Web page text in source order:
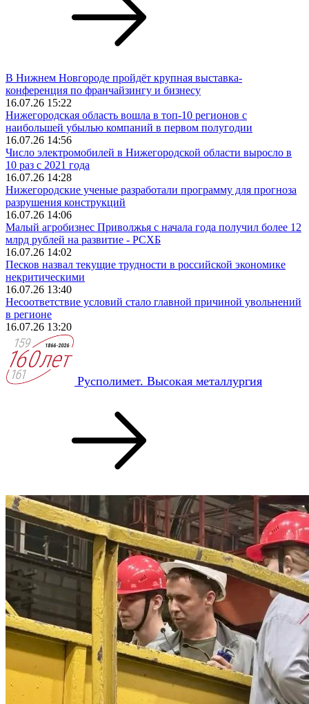
В Нижнем Новгороде пройдёт крупная выставка-
конференция по франчайзингу и бизнесу
16.07.26 15:22
Нижегородская область вошла в топ‑10 регионов с
наибольшей убылью компаний в первом полугодии
16.07.26 14:56
Число электромобилей в Нижегородской области выросло в
10 раз с 2021 года
16.07.26 14:28
Нижегородские ученые разработали программу для прогноза
разрушения конструкций
16.07.26 14:06
Малый агробизнес Приволжья с начала года получил более 12
млрд рублей на развитие - РСХБ
16.07.26 14:02
Песков назвал текущие трудности в российской экономике
некритическими
16.07.26 13:40
Несоответствие условий стало главной причиной увольнений
в регионе
16.07.26 13:20
Русполимет. Высокая металлургия